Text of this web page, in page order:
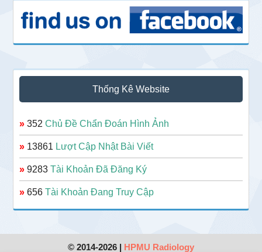
Thống Kê Website
» 352Chủ Đề Chẩn Đoán Hình Ảnh
» 13861 Lượt Cập Nhật Bài Viết
» 9283Tài Khoản Đã Đăng Ký
» 656Tài Khoản Đang Truy Cập
© 2014-2026 | HPMU Radiology